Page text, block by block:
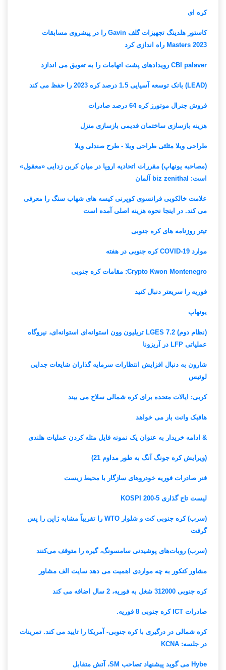
کره ای
کاستور هلدینگ تجهیزات گلف Gavin را در پیشروی مسابقات
Masters 2023 راه اندازی کرد
CBI palaver رویدادهای پشت اتهامات را به تعویق می اندازد
فروش جنرال موتورز کره 64 درصد صادرات
هزینه بازسازی ساختمان قدیمی بازسازی منزل
طراحی ویلا مثلثی طراحی ویلا - طرح صندلی ویلا
(مصاحبه یونهاپ) مقررات اتحادیه اروپا در میان کربن زدایی «معقول»
است: biz zenithal آلمان
علامت خالکوبی فرانسوی کوپرنی کیسه های شهاب سنگ را معرفی
می کند. در اینجا نحوه هزینه اصلی آمده است
تیتر روزنامه های کره جنوبی
موارد COVID-19 کره جنوبی در هفته
Crypto Kwon Montenegro: مقامات کره جنوبی
فوریه را سریعتر دنبال کنید
یونهاپ
(نظام دوم) LGES 7.2 تریلیون وون استوانه‌ای استوانه‌ای، نیروگاه
عملیاتی LFP در آریزونا
شارون به دنبال افزایش انتظارات سرمایه گذاران شایعات جدایی
لوئیس
کربی: ایالات متحده برای کره شمالی سلاح می بیند
هافبک وانت بار می خواهد
& ادامه خریدار به عنوان یک نمونه فایل مثله کردن عملیات هلندی
(ویرایش کره جونگ آنگ به طور مداوم 21)
فنر صادرات فوریه خودروهای سازگار با محیط زیست
لیست تاج گذاری KOSPI 200-5
(سرب) کره جنوبی کت و شلوار WTO را تقریباً مشابه ژاپن را پس
گرفت
(سرب) روبات‌های پوشیدنی سامسونگ، گیره را متوقف می‌کنند
مشاور کنکور به چه مواردی اهمیت می دهد سایت الف مشاور
کره جنوبی 312000 شغل به فوریه، 2 سال اضافه می کند
صادرات ICT کره جنوبی 8 فوریه.
کره شمالی در درگیری با کره جنوبی- آمریکا را تایید می کند. تمرینات
در جلسه: KCNA
Hybe می گوید پیشنهاد تصاحب SM، آتش متقابل